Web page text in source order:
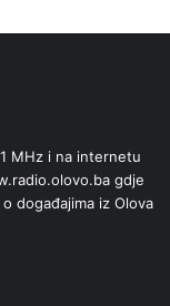
MHz i na internetu
gdje
događajima iz Olova